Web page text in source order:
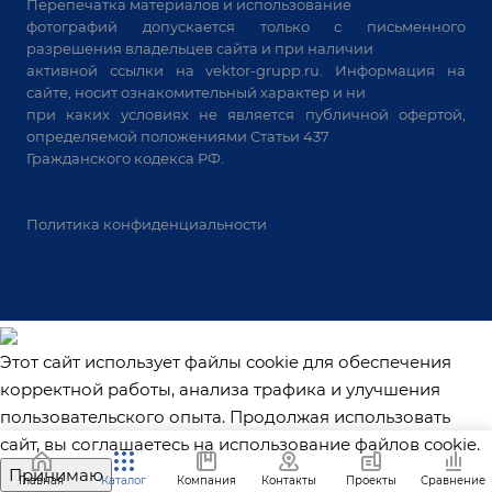
Системы аспирации
Станки лазерной резки
Решения для учебных заведений
Перепечатка материалов и использование
фотографий допускается только с письменного
разрешения владельцев сайта и при наличии
активной ссылки наvektor-grupp.ru . Информация на
сайте, носит ознакомительный характер и ни
при каких условиях не является публичной офертой,
определяемой положениями Статьи 437
Гражданского кодекса РФ.
Политика конфиденциальности
Главная Каталог Компания Контакты Проекты Сравнение
Этот сайт использует файлы cookie для обеспечения
корректной работы, анализа трафика и улучшения
пользовательского опыта. Продолжая использовать
сайт, вы соглашаетесь на использование файлов cookie.
Принимаю